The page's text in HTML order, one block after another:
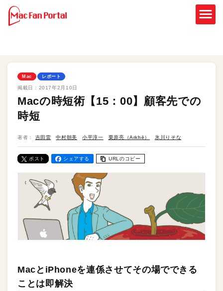
Mac レポート
掲載日： 2017年2月10日
Macの時短術【15：00】顧客先での
時短
著者： 吉田雷 中村朝美 小平淳一 栗原亮（Arkhē） 氷川りそな
ポスト シェアする URLのコピー
MacとiPhoneを連係させてその場でできる
ことは即解決